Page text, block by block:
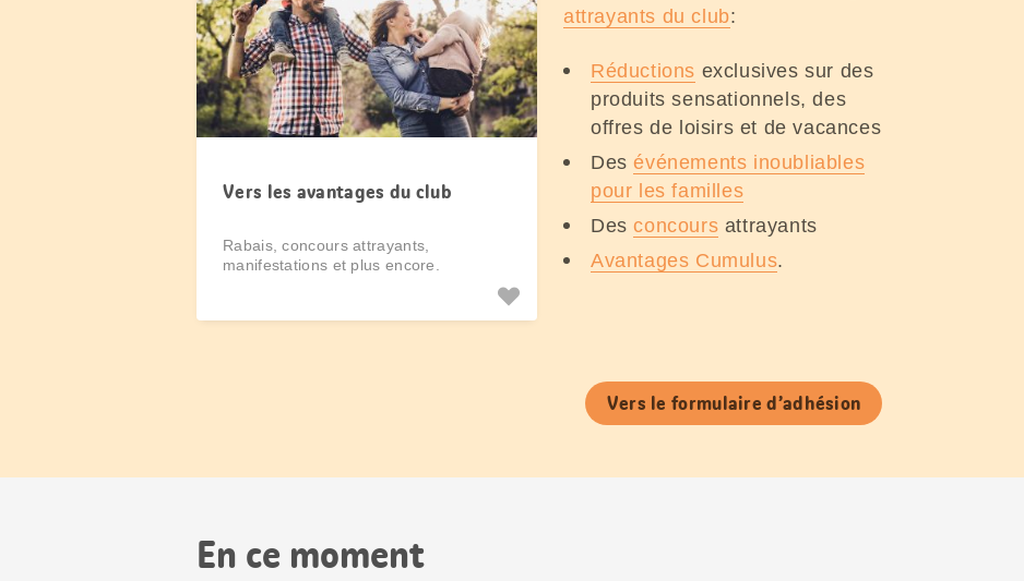
Vers les avantages du club
Rabais, concours attrayants,
manifestations et plus encore.
attrayants du club:
Réductions exclusives sur des
produits sensationnels, des
offres de loisirs et de vacances
Desévénements inoubliables
pour les familles
Desconcours attrayants
Avantages Cumulus.
Vers le formulaire d’adhésion
En ce moment